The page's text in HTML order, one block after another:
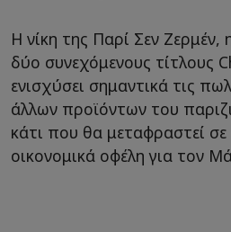
Η νίκη της Παρί Σεν Ζερμέν,
δύο συνεχόμενους τίτλους
ενισχύσει σημαντικά τις
άλλων προϊόντων του
κάτι που θα μεταφραστεί σε
οικονομικά οφέλη για τον